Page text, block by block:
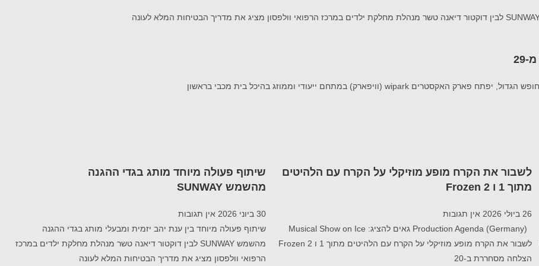
לשבור את הקרח מופע מוזיקלי על הקרח עם הלהיטים
מתוך 1 ו Frozen 2
26 ביולי 2026
אין תגובות
Production Agenda (Germany) גאים להציג: Musical Show on Ice
לשבור את הקרח מופע מוזיקלי על הקרח עם הלהיטים מתוך 1 ו Frozen 2
הצלחה מסחררת ב-20
שיתוף פעולה מיוחד מותג בגדי ההגנה
מהשמש SUNWAY
30 ביוני 2026
אין תגובות
שיתוף פעולה מיוחד בין ענת יהב יזמית ומבעלי מותג בגדי ההגנה
מהשמש SUNWAY לבין דוקטור דיאנה טשר מנהלת מחלקת ילדים במרכז
הרפואי וולפסון מציג את מדריך הבטיחות המלא לעונה